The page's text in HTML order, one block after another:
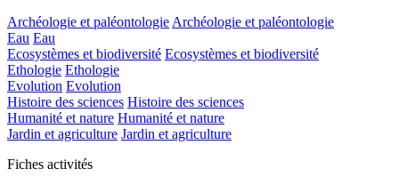
Archéologie et paléontologie Archéologie et paléontologie
Eau Eau
Ecosystèmes et biodiversité Ecosystèmes et biodiversité
Ethologie Ethologie
Evolution Evolution
Histoire des sciences Histoire des sciences
Humanité et nature Humanité et nature
Jardin et agriculture Jardin et agriculture
Fiches activités